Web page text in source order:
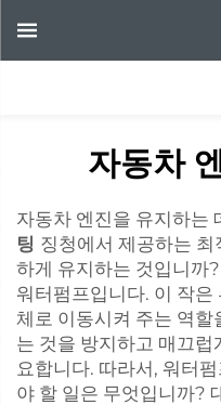
자동차
자동차 엔진을 유지하는
팅 징청에서 제공하는 최
하게 유지하는 것입니까
워터펌프입니다. 이 작은
체로 이동시켜 주는 역할
는 것을 방지하고 매끄
요합니다. 따라서, 워터
야 할 일은 무엇입니까?